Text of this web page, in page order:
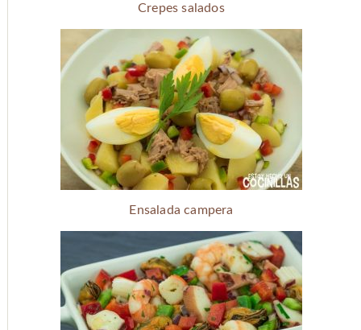
Crepes salados
Ensalada campera